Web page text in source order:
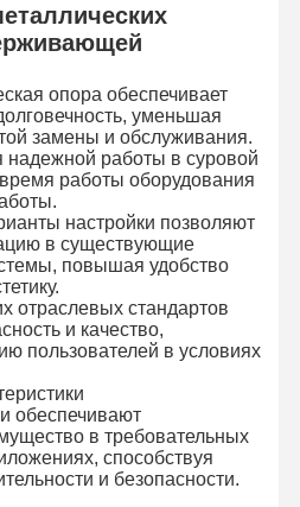
кнопочной панели
мембраны
купола
опора обеспечивает
уменьшая
замены и обслуживания.
надежной работы в суровой
работы оборудования
настройки позволяют
в существующие
повышая удобство
отраслевых стандартов
и качество,
пользователей в условиях
обеспечивают
в требовательных
способствуя
и безопасности.